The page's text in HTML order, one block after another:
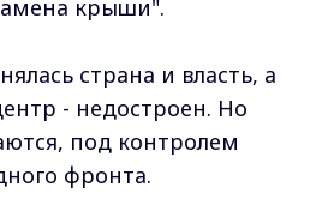
крыши".
страна и власть, а
- недостроен. Но
под контролем
фронта.